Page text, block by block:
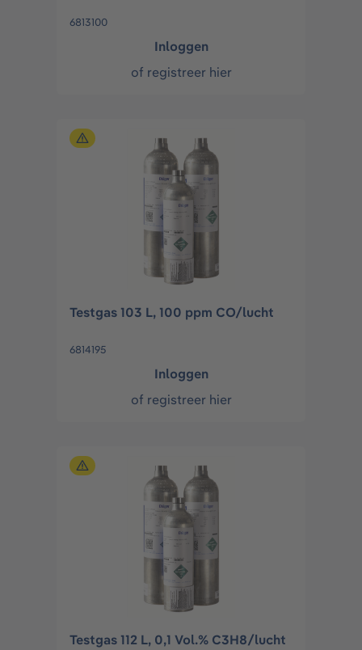
6813100
Inloggen
of registreer hier
Testgas 103 L, 100 ppm CO/lucht
6814195
Inloggen
of registreer hier
Testgas 112 L, 0,1 Vol.% C3H8/lucht